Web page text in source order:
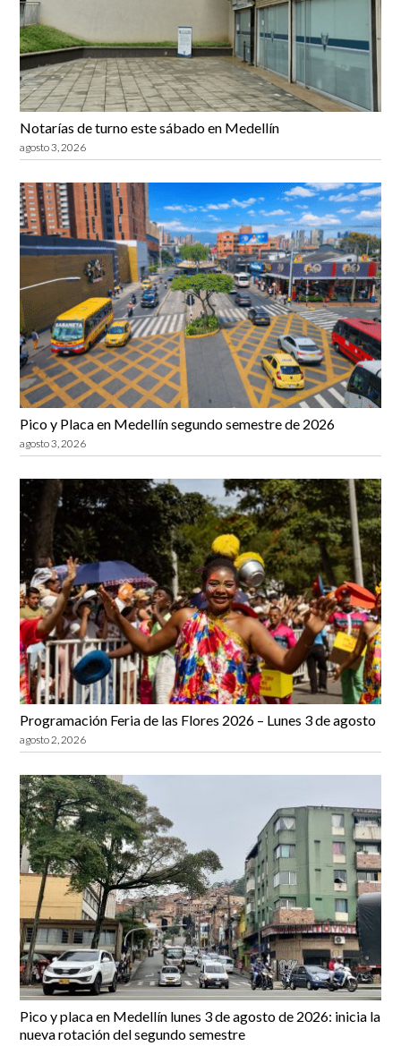
Notarías de turno este sábado en Medellín
agosto 3, 2026
Pico y Placa en Medellín segundo semestre de 2026
agosto 3, 2026
Programación Feria de las Flores 2026 – Lunes 3 de agosto
agosto 2, 2026
Pico y placa en Medellín lunes 3 de agosto de 2026: inicia la
nueva rotación del segundo semestre